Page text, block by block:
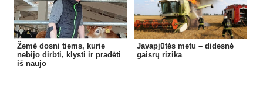
Žemė dosni tiems, kurie
nebijo dirbti, klysti ir pradėti
iš naujo
Javapjūtės metu – didesnė
gaisrų rizika